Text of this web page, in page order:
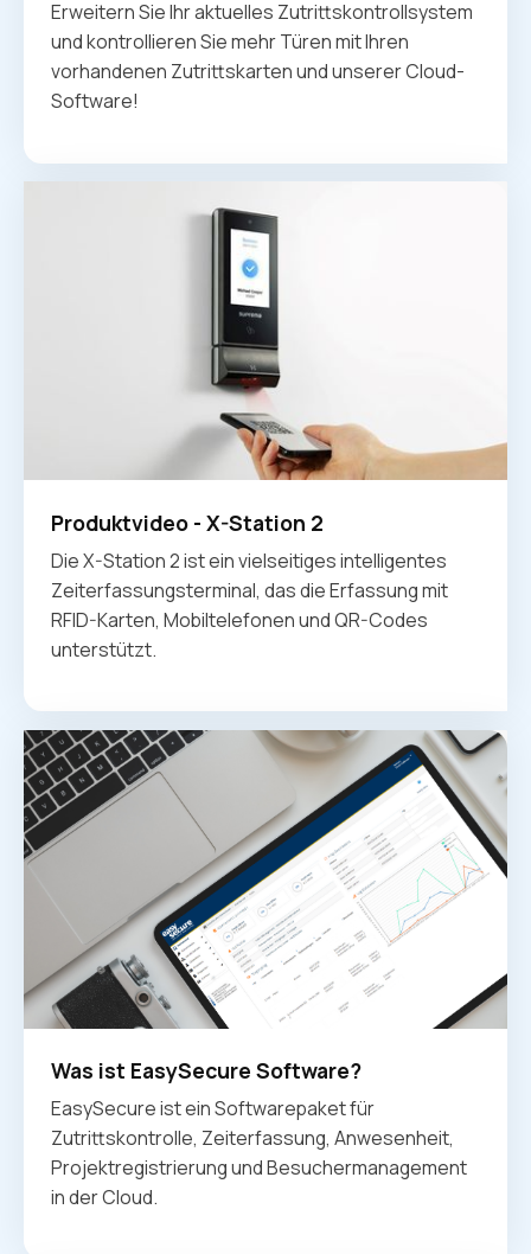
Erweitern Sie Ihr aktuelles Zutrittskontrollsystem
und kontrollieren Sie mehr Türen mit Ihren
vorhandenen Zutrittskarten und unserer Cloud-
Software!
Produktvideo - X-Station 2
Die X-Station 2 ist ein vielseitiges intelligentes
Zeiterfassungsterminal, das die Erfassung mit
RFID-Karten, Mobiltelefonen und QR-Codes
unterstützt.
Was ist EasySecure Software?
EasySecure ist ein Softwarepaket für
Zutrittskontrolle, Zeiterfassung, Anwesenheit,
Projektregistrierung und Besuchermanagement
in der Cloud.